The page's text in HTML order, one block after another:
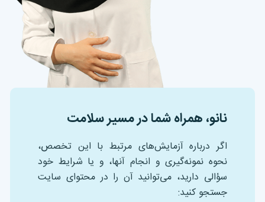
نانو، همراه شما در مسیر سلامت
اگر درباره آزمایش‌های مرتبط با این تخصص،
نحوه نمونه‌گیری و انجام آنها، و یا شرایط خود
سؤالی دارید، می‌توانید آن را در محتوای سایت
جستجو کنید: